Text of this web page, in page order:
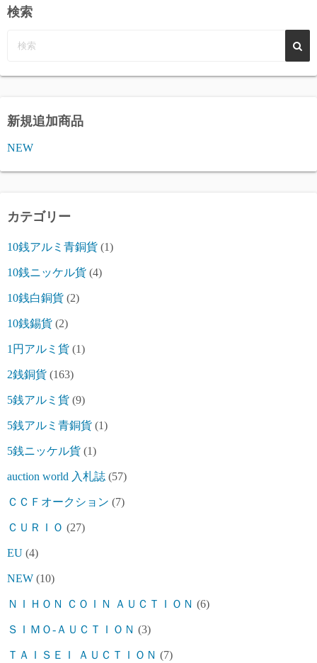
検索
新規追加商品
NEW
カテゴリー
10銭アルミ青銅貨 (1)
10銭ニッケル貨 (4)
10銭白銅貨 (2)
10銭錫貨 (2)
1円アルミ貨 (1)
2銭銅貨 (163)
5銭アルミ貨 (9)
5銭アルミ青銅貨 (1)
5銭ニッケル貨 (1)
auction world 入札誌 (57)
ＣＣＦオークション (7)
ＣＵＲＩＯ (27)
EU (4)
NEW (10)
ＮＩＨＯＮ ＣＯＩＮ ＡＵＣＴＩＯＮ (6)
ＳＩＭＯ-ＡＵＣＴＩＯＮ (3)
ＴＡＩＳＥＩ ＡＵＣＴＩＯＮ (7)